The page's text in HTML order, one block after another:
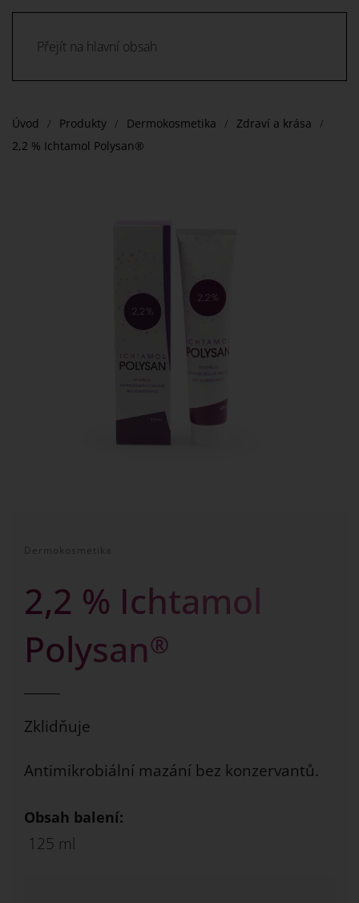
Přejít na hlavní obsah
Úvod Produkty Dermokosmetika
Zdraví a krása
2,2 % Ichtamol Polysan®
Dermokosmetika
2,2 % Ichtamol
Polysan®
Zklidňuje
Antimikrobiální mazání bez konzervantů.
Obsah balení:
125 ml